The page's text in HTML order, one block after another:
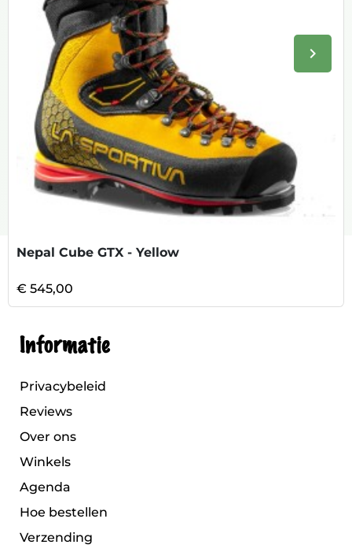
keyboard_arrow_right
Nepal Cube GTX - Yellow
€ 545,00
Informatie
Privacybeleid
Reviews
Over ons
Winkels
Agenda
Hoe bestellen
Verzending